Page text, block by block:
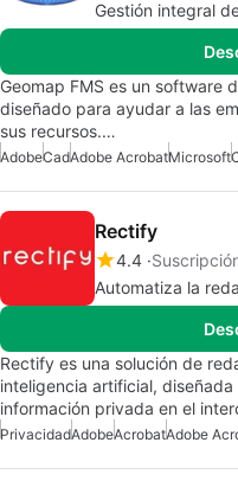
Gestión integral
Geomap FMS es un software
diseñado para ayudar a las
sus recursos.…
AdobeCadAdobe AcrobatMicrosoft
Rectify
4.4
Automatiza la
Rectify es una solución de
inteligencia artificial,
información privada en el
PrivacidadAdobeAcrobatAdobe